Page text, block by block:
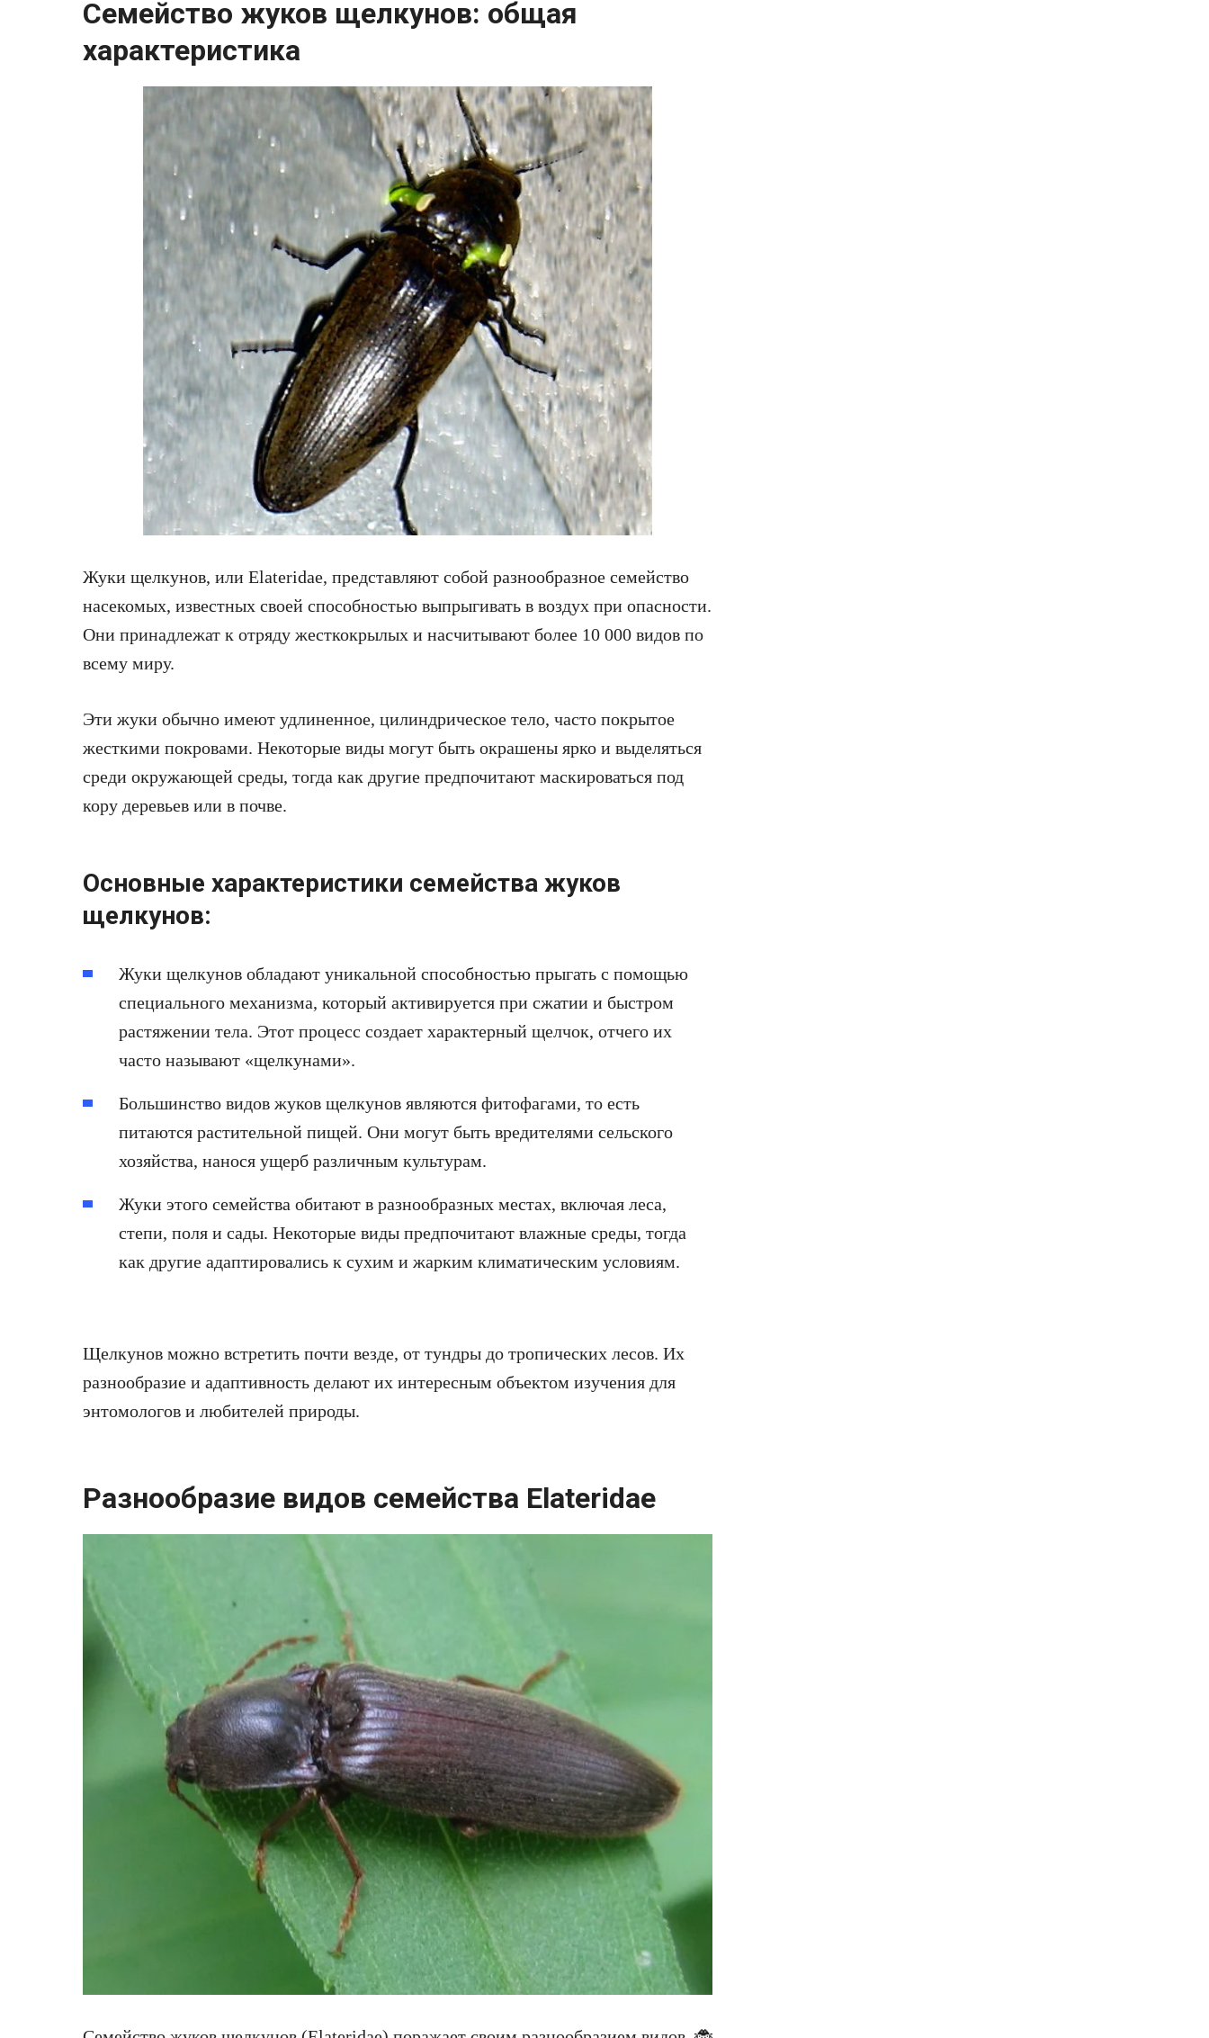
Семейство жуков щелкунов: общая
характеристика
Жуки щелкунов, или Elateridae, представляют собой разнообразное семейство
насекомых, известных своей способностью выпрыгивать в воздух при опасности.
Они принадлежат к отряду жесткокрылых и насчитывают более 10 000 видов по
всему миру.
Эти жуки обычно имеют удлиненное, цилиндрическое тело, часто покрытое
жесткими покровами. Некоторые виды могут быть окрашены ярко и выделяться
среди окружающей среды, тогда как другие предпочитают маскироваться под
кору деревьев или в почве.
Основные характеристики семейства жуков
щелкунов:
Жуки щелкунов обладают уникальной способностью прыгать с помощью
специального механизма, который активируется при сжатии и быстром
растяжении тела. Этот процесс создает характерный щелчок, отчего их
часто называют «щелкунами».
Большинство видов жуков щелкунов являются фитофагами, то есть
питаются растительной пищей. Они могут быть вредителями сельского
хозяйства, нанося ущерб различным культурам.
Жуки этого семейства обитают в разнообразных местах, включая леса,
степи, поля и сады. Некоторые виды предпочитают влажные среды, тогда
как другие адаптировались к сухим и жарким климатическим условиям.
Щелкунов можно встретить почти везде, от тундры до тропических лесов. Их
разнообразие и адаптивность делают их интересным объектом изучения для
энтомологов и любителей природы.
Разнообразие видов семейства Elateridae